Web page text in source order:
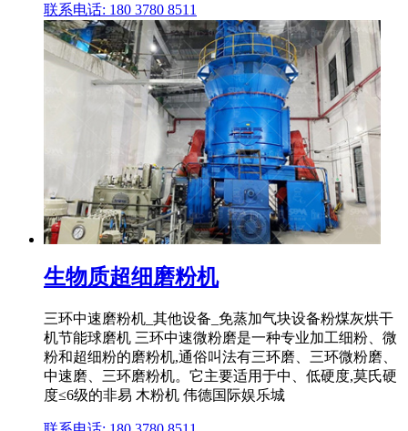
联系电话: 180 3780 8511
生物质超细磨粉机
三环中速磨粉机_其他设备_免蒸加气块设备粉煤灰烘干
机节能球磨机 三环中速微粉磨是一种专业加工细粉、微
粉和超细粉的磨粉机,通俗叫法有三环磨、三环微粉磨、
中速磨、三环磨粉机。它主要适用于中、低硬度,莫氏硬
度≤6级的非易 木粉机 伟德国际娱乐城